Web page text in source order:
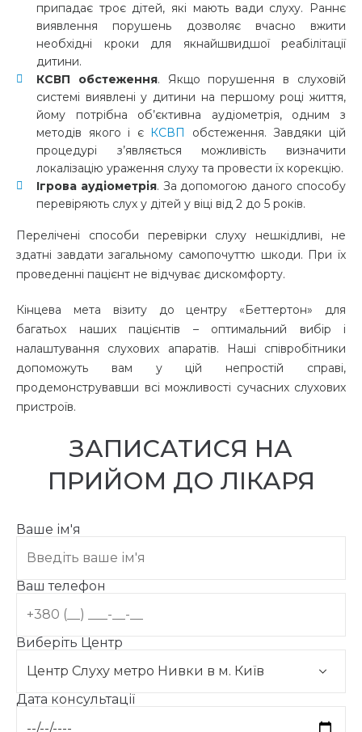
припадає троє дітей, які мають вади слуху. Раннє
виявлення порушень дозволяє вчасно вжити
необхідні кроки для якнайшвидшої реабілітації
дитини.
КСВП обстеження. Якщо порушення в слуховій
системі виявлені у дитини на першому році життя,
йому потрібна об’єктивна аудіометрія, одним з
методів якого і є КСВП
обстеження. Завдяки цій
процедурі з’являється можливість визначити
локалізацію ураження слуху та провести їх корекцію.
Ігрова аудіометрія. За допомогою даного способу
перевіряють слух у дітей у віці від 2 до 5 років.
Перелічені способи перевірки слуху нешкідливі, не
здатні завдати загальному самопочуттю шкоди. При їх
проведенні пацієнт не відчуває дискомфорту.
Кінцева мета візиту до центру «Беттертон» для
багатьох наших пацієнтів – оптимальний вибір і
налаштування слухових апаратів. Наші співробітники
допоможуть вам у цій непростій справі,
продемонструвавши всі можливості сучасних слухових
пристроїв.
ЗАПИСАТИСЯ НА
ПРИЙОМ ДО ЛІКАРЯ
Ваше ім'я
Ваш телефон
Виберіть Центр
Дата консультації